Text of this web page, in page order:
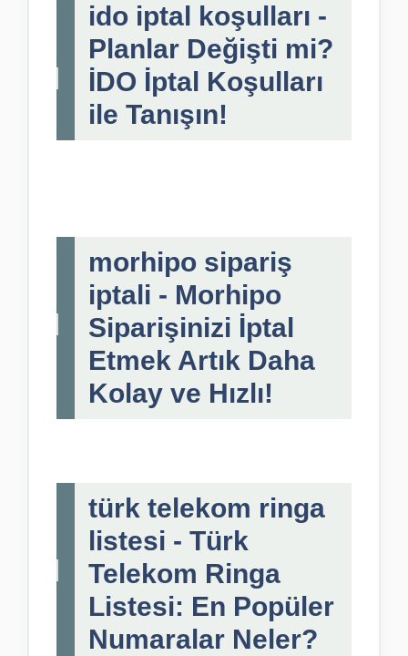
ido iptal koşulları -
Planlar Değişti mi?
İDO İptal Koşulları
ile Tanışın!
morhipo sipariş
iptali - Morhipo
Siparişinizi İptal
Etmek Artık Daha
Kolay ve Hızlı!
türk telekom ringa
listesi - Türk
Telekom Ringa
Listesi: En Popüler
Numaralar Neler?